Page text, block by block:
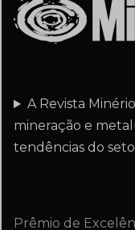
A Revista
mineração e
tendências do
Prêmio de